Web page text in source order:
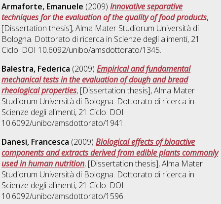
Armaforte, Emanuele (2009)Innovative separative
techniques for the evaluation of the quality of food products,
[Dissertation thesis], Alma Mater Studiorum Università di
Bologna. Dottorato di ricerca in Scienze degli alimenti, 21
Ciclo. DOI 10.6092/unibo/amsdottorato/1345.
Balestra, Federica (2009)Empirical and fundamental
mechanical tests in the evaluation of dough and bread
rheological properties, [Dissertation thesis], Alma Mater
Studiorum Università di Bologna. Dottorato di ricerca in
Scienze degli alimenti, 21 Ciclo. DOI
10.6092/unibo/amsdottorato/1941.
Danesi, Francesca (2009)Biological effects of bioactive
components and extracts derived from edible plants commonly
used in human nutrition, [Dissertation thesis], Alma Mater
Studiorum Università di Bologna. Dottorato di ricerca in
Scienze degli alimenti, 21 Ciclo. DOI
10.6092/unibo/amsdottorato/1596.